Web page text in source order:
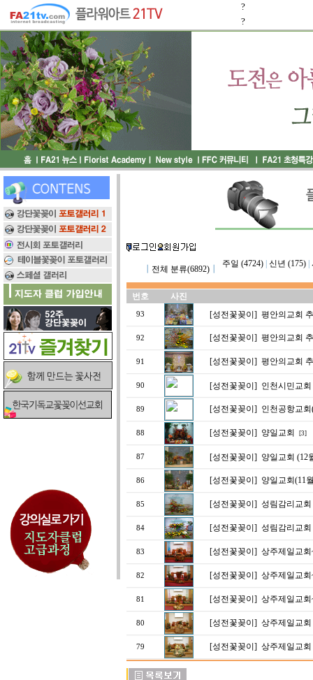
?
?
전체 분류(6892)┃
주일 (4724)| 신년 (175)|
번호 사진
93 [성전꽃꽂이] 평안의교회
92 [성전꽃꽂이] 평안의교회
91 [성전꽃꽂이] 평안의교회
90 [성전꽃꽂이] 인천시민교
89 [성전꽃꽂이] 인천공항교
88 [성전꽃꽂이] 양일교회 [3]
87 [성전꽃꽂이] 양일교회 (12
86 [성전꽃꽂이] 양일교회(11
85 [성전꽃꽂이] 성림감리교회
84 [성전꽃꽂이] 성림감리교회
83 [성전꽃꽂이] 상주제일교
82 [성전꽃꽂이] 상주제일교
81 [성전꽃꽂이] 상주제일교
80 [성전꽃꽂이] 상주제일교
79 [성전꽃꽂이] 상주제일교